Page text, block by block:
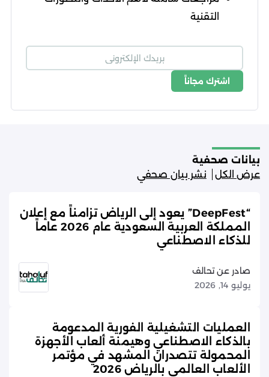
التقنية
اشترك مجاناً
بيانات صحفية
عرض الكل
نشر بيان صحفي
“DeepFest” يعود إلى الرياض تزامناً مع إعلان
المملكة العربية السعودية عام 2026 عاماً
للذكاء الاصطناعي
صادر عن تحالف
يوليو 14, 2026
العمليات التشغيلية الفورية المدعومة
بالذكاء الاصطناعي وهيمنة ألعاب الأجهزة
المحمولة تتصدران المشهد في مؤتمر
الألعاب العالمي بالرياض 2026